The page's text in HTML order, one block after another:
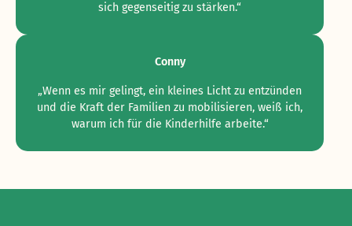
sich gegenseitig zu stärken.“
Conny
„Wenn es mir gelingt, ein kleines Licht zu entzünden
und die Kraft der Familien zu mobilisieren, weiß ich,
warum ich für die Kinderhilfe arbeite.“